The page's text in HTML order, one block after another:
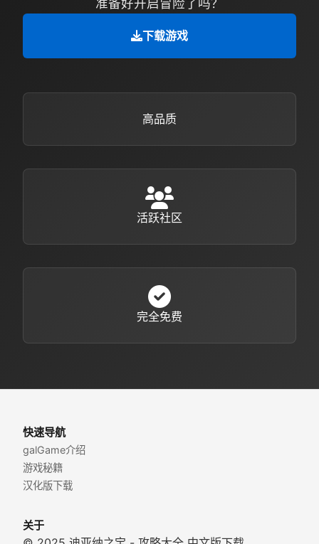
下载游戏
高品质
活跃社区
完全免费
快速导航
galGame介绍
游戏秘籍
汉化版下载
关于